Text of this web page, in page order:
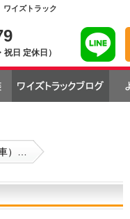
イズトラック
日 定休日）
）…